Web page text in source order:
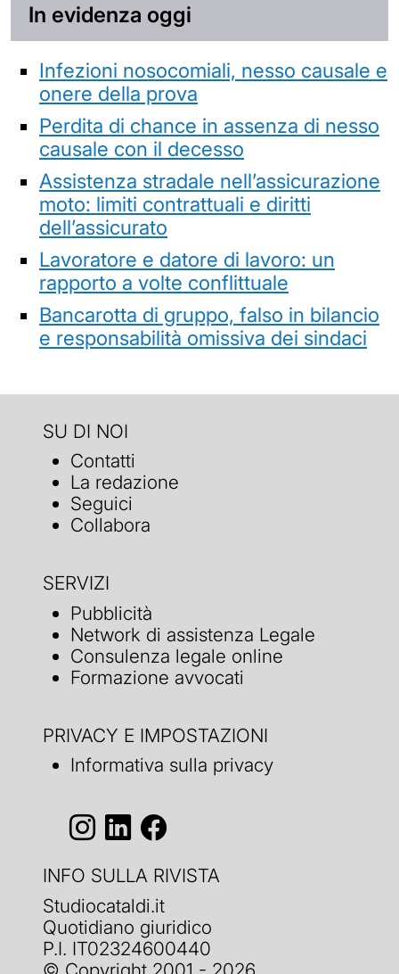
In evidenza oggi
Infezioni nosocomiali, nesso causale e
onere della prova
Perdita di chance in assenza di nesso
causale con il decesso
Assistenza stradale nell’assicurazione
moto: limiti contrattuali e diritti
dell’assicurato
Lavoratore e datore di lavoro: un
rapporto a volte conflittuale
Bancarotta di gruppo, falso in bilancio
e responsabilità omissiva dei sindaci
SU DI NOI
Contatti
La redazione
Seguici
Collabora
SERVIZI
Pubblicità
Network di assistenza Legale
Consulenza legale online
Formazione avvocati
PRIVACY E IMPOSTAZIONI
Informativa sulla privacy
INFO SULLA RIVISTA
Studiocataldi.it
Quotidiano giuridico
P.I. IT02324600440